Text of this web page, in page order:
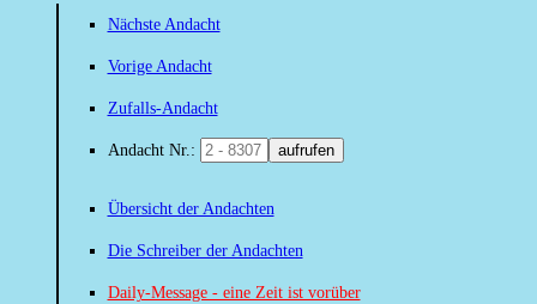
Nächste Andacht
Vorige Andacht
Zufalls-Andacht
Andacht Nr.: aufrufen
Übersicht der Andachten
Die Schreiber der Andachten
Daily-Message - eine Zeit ist vorüber